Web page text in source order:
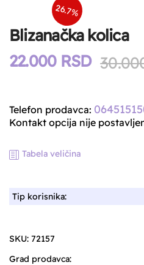
26.7%
Blizanačka kolica
22.000 RSD
Telefon prodavca:
Kontakt opcija nije
Tabela veličina
Tip korisnika:
SKU: 72157
Grad prodavca: